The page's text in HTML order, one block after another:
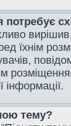
їхнім
інформації.
тему?